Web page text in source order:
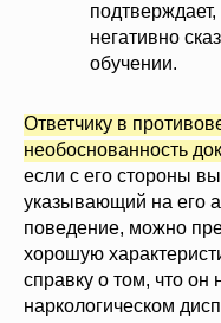
негативно
обучении.
Ответчику в
необоснованность
если с его стороны
указывающий на его
поведение, можно
хорошую
справку о том, что он
наркологическом